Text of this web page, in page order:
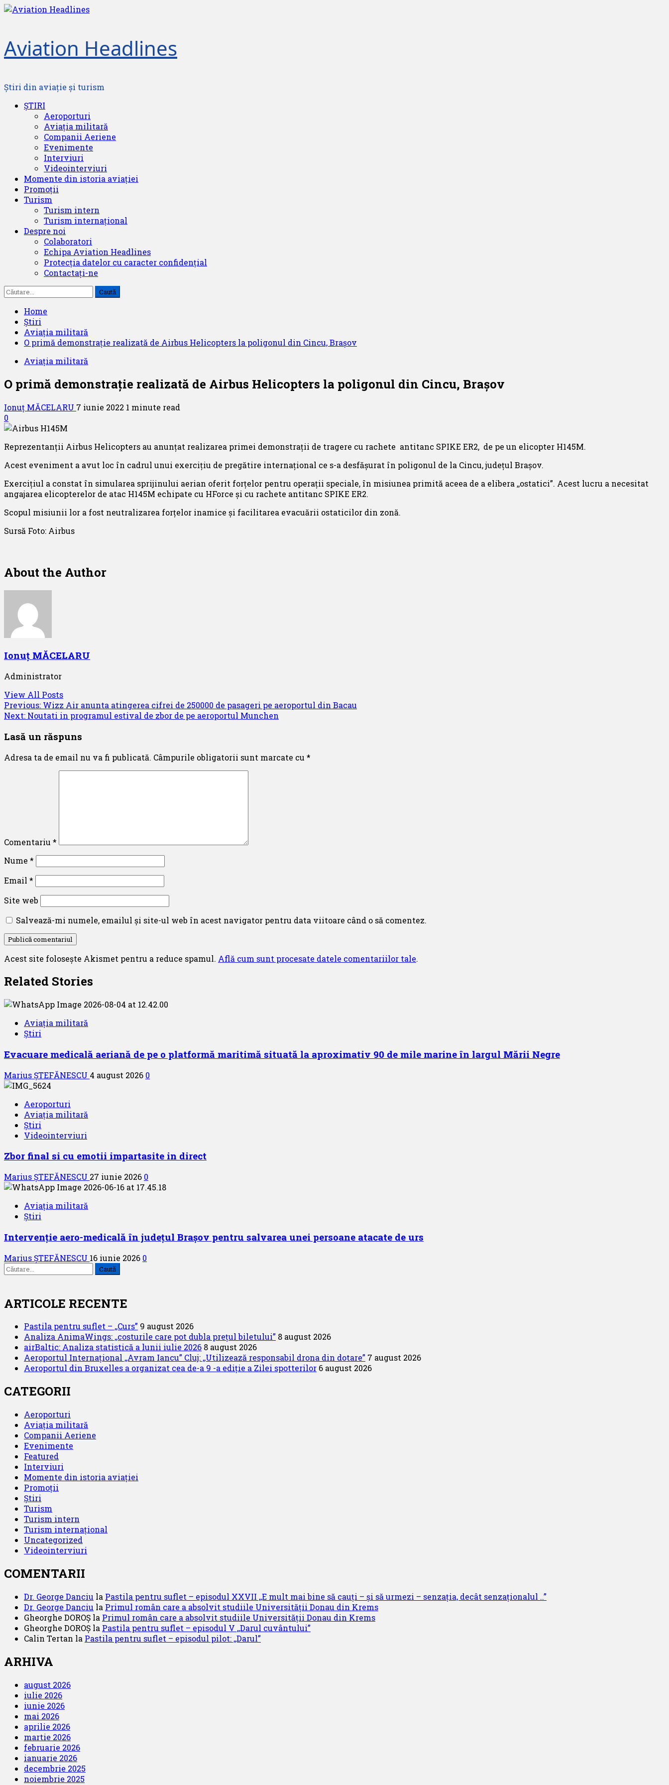
Skip
Aviation Headlines
Știri din aviație și turism
Primary
ȘTIRI
Aeroporturi
Aviația militară
Companii Aeriene
Evenimente
Interviuri
Videointerviuri
Momente din istoria aviației
Promoții
Turism
Turism intern
Turism internațional
Despre noi
Colaboratori
Echipa Aviation Headlines
Protecția datelor cu caracter confidențial
Contactați-ne
Caută
după:
Home
Știri
Aviația militară
O primă demonstrație realizată de Airbus Helicopters la poligonul din Cincu, Brașov
Aviația militară
O primă demonstrație realizată de Airbus Helicopters la poligonul din Cincu, Brașov
Ionuț MĂCELARU 7 iunie 2022 1 minute read
0
Reprezentanții Airbus Helicopters au anunțat realizarea primei demonstrații de tragere cu rachete antitanc SPIKE ER2, de pe un elicopter H145M.
Acest eveniment a avut loc în cadrul unui exercițiu de pregătire internațional ce s-a desfășurat în poligonul de la Cincu, județul Brașov.
Exercițiul a constat în simularea sprijinului aerian oferit forțelor pentru operații speciale, în misiunea primită aceea de a elibera ,,ostatici”. Acest lucru a necesitat
angajarea elicopterelor de atac H145M echipate cu HForce și cu rachete antitanc SPIKE ER2.
Scopul misiunii lor a fost neutralizarea forțelor inamice și facilitarea evacuării ostaticilor din zonă.
Sursă Foto: Airbus
About the Author
Ionuț MĂCELARU
Administrator
View All Posts
Post
navigation
Previous: Wizz Air anunta atingerea cifrei de 250000 de pasageri pe aeroportul din Bacau
Next: Noutati in programul estival de zbor de pe aeroportul Munchen
Lasă un răspuns
Adresa ta de email nu va fi publicată. Câmpurile obligatorii sunt marcate cu *
Comentariu *
Nume *
Email *
Site web
Salvează-mi numele, emailul și site-ul web în acest navigator pentru data viitoare când o să comentez.
Acest site folosește Akismet pentru a reduce spamul. Află cum sunt procesate datele comentariilor tale.
Related Stories
Aviația militară
Știri
Evacuare medicală aeriană de pe o platformă maritimă situată la aproximativ 90 de mile marine în largul Mării Negre
Marius ȘTEFĂNESCU 4 august 2026 0
Aeroporturi
Aviația militară
Știri
Videointerviuri
Zbor final si cu emotii impartasite in direct
Marius ȘTEFĂNESCU 27 iunie 2026 0
Aviația militară
Știri
Intervenție aero-medicală în județul Brașov pentru salvarea unei persoane atacate de urs
Marius ȘTEFĂNESCU 16 iunie 2026 0
Caută
după:
ARTICOLE RECENTE
Pastila pentru suflet – ,,Curs” 9 august 2026
Analiza AnimaWings: ,,costurile care pot dubla prețul biletului” 8 august 2026
airBaltic: Analiza statistică a lunii iulie 2026 8 august 2026
Aeroportul Internațional ,,Avram Iancu” Cluj: ,,Utilizează responsabil drona din dotare” 7 august 2026
Aeroportul din Bruxelles a organizat cea de-a 9 -a ediție a Zilei spotterilor 6 august 2026
CATEGORII
Aeroporturi
Aviația militară
Companii Aeriene
Evenimente
Featured
Interviuri
Momente din istoria aviației
Promoții
Știri
Turism
Turism intern
Turism internațional
Uncategorized
Videointerviuri
COMENTARII
Dr. George Danciu la Pastila pentru suflet – episodul XXVII ,,E mult mai bine să cauți – și să urmezi – senzația, decât senzaționalul ..”
Dr. George Danciu la Primul român care a absolvit studiile Universității Donau din Krems
Gheorghe DOROȘ la Primul român care a absolvit studiile Universității Donau din Krems
Gheorghe DOROȘ la Pastila pentru suflet – episodul V ,,Darul cuvântului”
Calin Tertan la Pastila pentru suflet – episodul pilot: ,,Darul”
ARHIVA
august 2026
iulie 2026
iunie 2026
mai 2026
aprilie 2026
martie 2026
februarie 2026
ianuarie 2026
decembrie 2025
noiembrie 2025